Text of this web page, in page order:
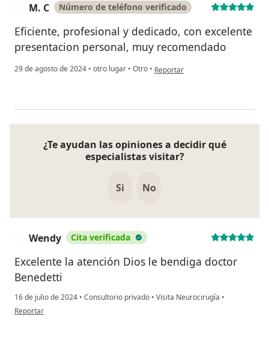
M. C Número de teléfono verificado
Eficiente, profesional y dedicado, con excelente
presentacion personal, muy recomendado
29 de agosto de 2024 • otro lugar • Otro • en opinión del usuario M. C
Reportar
¿Te ayudan las opiniones a decidir qué
especialistas visitar?
Si No
Wendy Cita verificada
Excelente la atención Dios le bendiga doctor
Benedetti
16 de julio de 2024 • Consultorio privado • Visita Neurocirugía •
en opinión del usuario Wendy
Reportar